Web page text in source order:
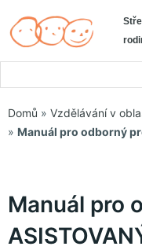
Domů » Vzdělávání v
» Manuál pro odborný
Manuál pro